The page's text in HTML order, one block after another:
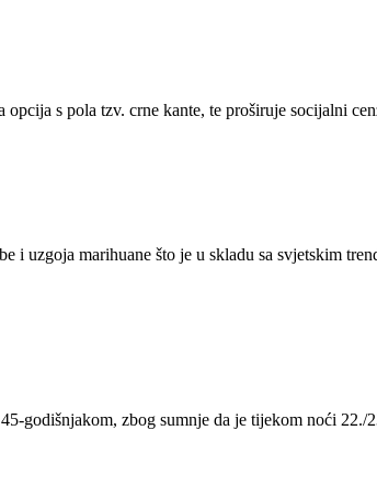
s pola tzv. crne kante, te proširuje socijalni
uzgoja marihuane što je u skladu sa svjetskim
godišnjakom, zbog sumnje da je tijekom noći